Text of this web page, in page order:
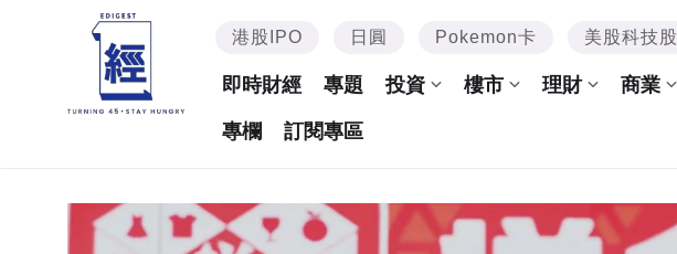
港股IPO 日圓 Pokemon卡 美股科技股
即時財經 專題 投資 樓市 理財 商業
專欄 訂閱專區